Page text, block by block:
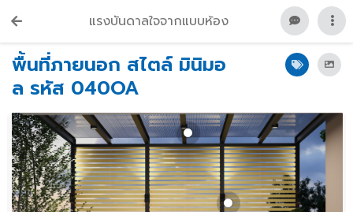
แรงบันดาลใจจากแบบห้อง
พื้นที่ภายนอก สไตล์ มินิมอ
ล รหัส 040OA